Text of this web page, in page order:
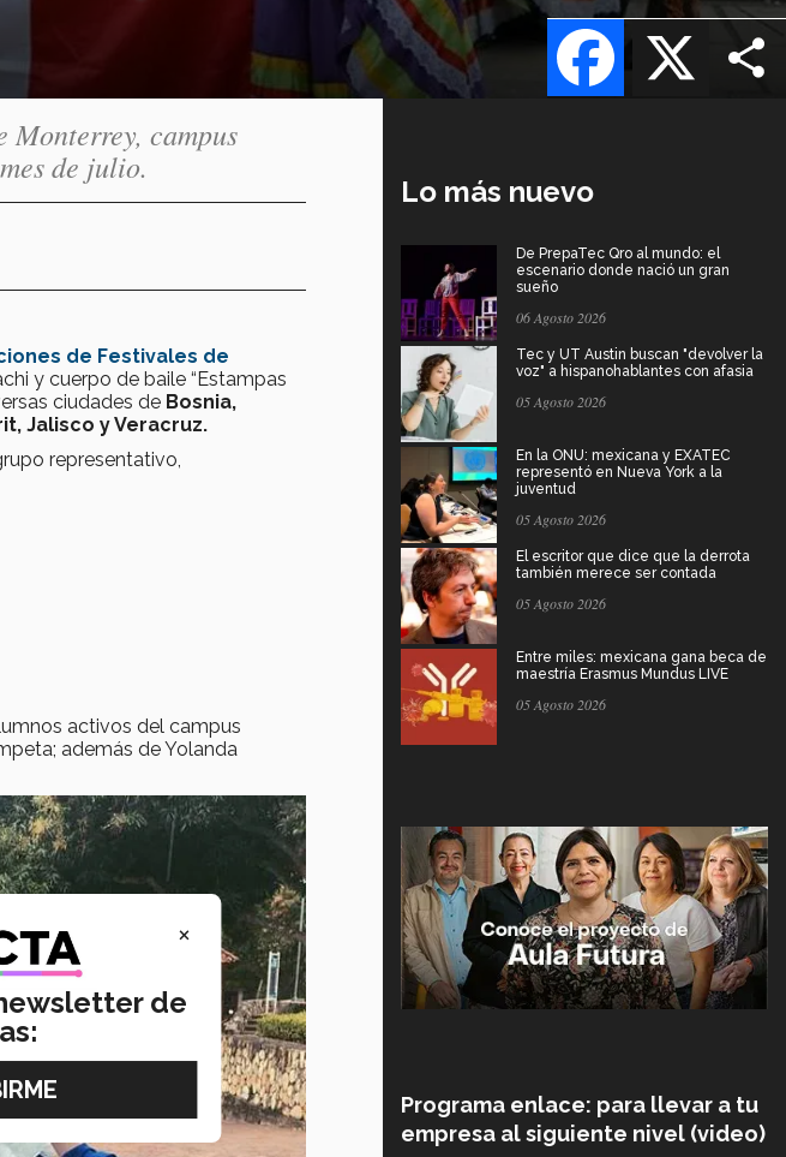
X
Facebook
Monterrey, campus
de julio.
de Festivales de
y cuerpo de baile “Estampas
ciudades de Bosnia,
Jalisco y Veracruz.
representativo,
activos del campus
además de Yolanda
Lo más nuevo
De PrepaTec Qro al mundo: el
escenario donde nació un gran
sueño
06 Agosto 2026
Tec y UT Austin buscan "devolver la
voz" a hispanohablantes con afasia
05 Agosto 2026
En la ONU: mexicana y EXATEC
representó en Nueva York a la
juventud
05 Agosto 2026
El escritor que dice que la derrota
también merece ser contada
05 Agosto 2026
Entre miles: mexicana gana beca de
maestría Erasmus Mundus LIVE
05 Agosto 2026
Programa enlace: para llevar a tu
empresa al siguiente nivel (video)
×
de